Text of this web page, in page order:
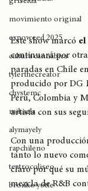
griselda
movimiento original
expoweed 2025
cultura cannábica
tylerthecreator
chystemc
mikaela
alymayely
rapchileno
teatrocoliseo
Este show marcó el
continuará por
paradas en Chile
producido por DG
Perú, Colombia y
artista con sus
Con una
tanto lo nuevo
claro por qué su